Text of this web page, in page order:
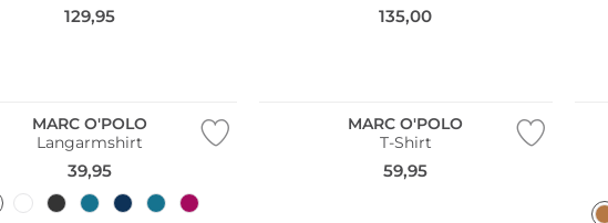
129,95 135,00
MARC O'POLO
Langarmshirt
39,95
MARC O'POLO
T-Shirt
59,95